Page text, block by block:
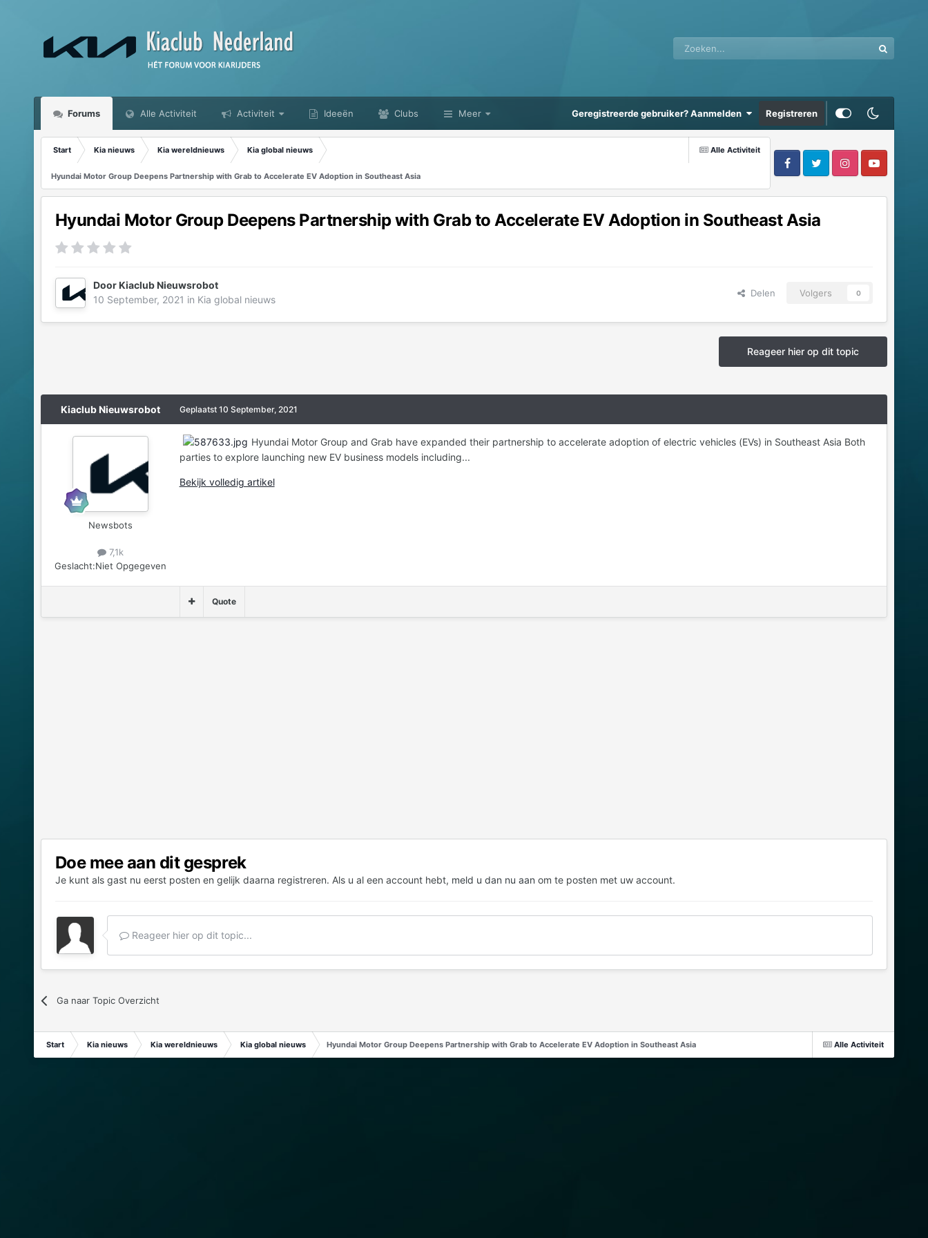
Forums Alle Activiteit Activiteit Ideeën Clubs Meer Geregistreerde gebruiker? Aanmelden Registreren
Alle Activiteit
Start Kia nieuws Kia wereldnieuws Kia global nieuws
Hyundai Motor Group Deepens Partnership with Grab to Accelerate EV Adoption in Southeast Asia
Hyundai Motor Group Deepens Partnership with Grab to Accelerate EV Adoption in Southeast Asia
DoorKiaclub Nieuwsrobot
10 September, 2021 in Kia global nieuws
Delen Volgers 0
Reageer hier op dit topic
Kiaclub Nieuwsrobot
Newsbots
7,1k
Geslacht:Niet Opgegeven
Geplaatst 10 September, 2021
Hyundai Motor Group and Grab have expanded their partnership to accelerate adoption of electric vehicles (EVs) in Southeast Asia Both
parties to explore launching new EV business models including...
Bekijk volledig artikel
Quote
Doe mee aan dit gesprek
Je kunt als gast nu eerst posten en gelijk daarna registreren. Als u al een account hebt, meld u dan nu aan om te posten met uw account.
Reageer hier op dit topic...
Ga naar Topic Overzicht
Alle Activiteit
Start Kia nieuws Kia wereldnieuws Kia global nieuws Hyundai Motor Group Deepens Partnership with Grab to Accelerate EV Adoption in Southeast Asia